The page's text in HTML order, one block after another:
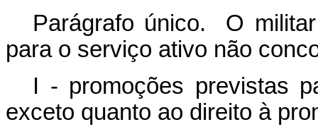
Parágrafo único. O
para o serviço ativo não
I - promoções previstas
exceto quanto ao direito à